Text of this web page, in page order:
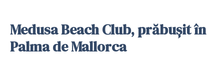
Medusa Beach Club, prăbușit în
Palma de Mallorca